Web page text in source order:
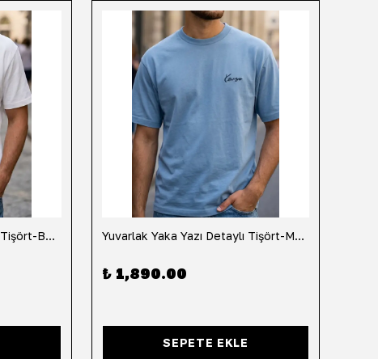
Yuvarlak Yaka Yazı Detaylı Tişört-Beyaz Yuvarlak Yaka Yazı Detaylı Tişört-Mavi
₺ 1,890.00
SEPETE EKLE